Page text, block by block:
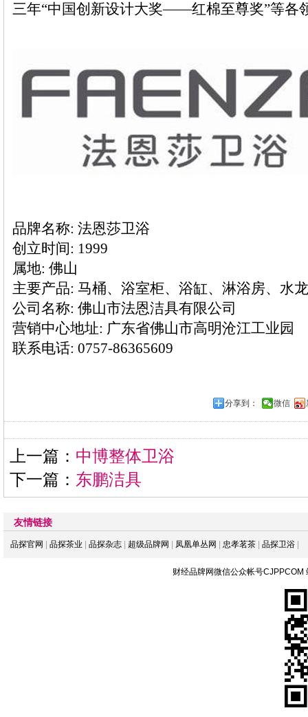
三年“中国创新设计大奖——红棉至尊奖”等各
品牌名称: 法恩莎卫浴
创立时间: 1999
属地: 佛山
主要产品: 马桶、浴室柜、浴缸、淋浴房、水
公司名称: 佛山市法恩洁具有限公司
营销中心地址: 广东省佛山市高明沧江工业园
联系电话: 0757-86365609
分享到： 微信
上一篇： 中博整体卫浴
下一篇： 东鹏洁具
友情链接
品探官网 品探茶业 品探杂志 超级品牌网 凤凰单丛网 忠孝茗茶 品探卫浴
财经品牌网微信公众帐号CJPPCOM